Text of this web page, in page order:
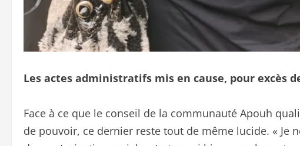
Les actes administratifs mis en cause, pour excès
Face à ce que le conseil de la communauté Apouh
de pouvoir, ce dernier reste tout de même lucide. « Je